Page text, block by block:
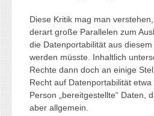
Diese Kritik mag man
derart große Parallelen zum
die Datenportabilität aus
werden müsste. Inhaltlich
Rechte dann doch an einige
Recht auf Datenportabilität
Person „bereitgestellte“ Daten,
aber allgemein.